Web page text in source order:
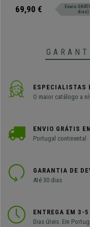
resistente e com design
69,90 €
Envio
dias)
ESPECIALISTAS
O maior catálogo a
ENVIO GRÁTIS
Portugal continental
GARANTIA DE
Até 30 dias
ENTREGA EM 3-
Dias úteis. Em